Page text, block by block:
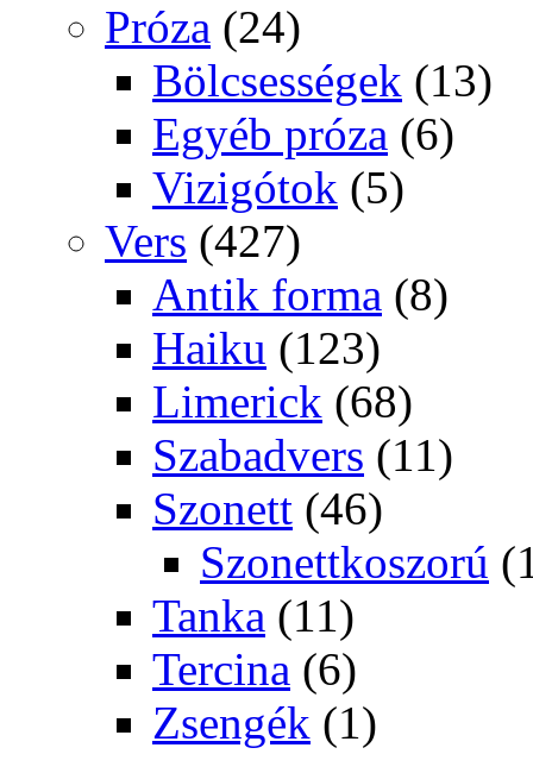
Próza (24)
Bölcsességek (13)
Egyéb próza (6)
Vizigótok (5)
Vers (427)
Antik forma (8)
Haiku (123)
Limerick (68)
Szabadvers (11)
Szonett (46)
Szonettkoszorú
Tanka (11)
Tercina (6)
Zsengék (1)